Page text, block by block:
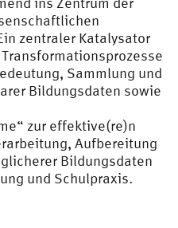
zentraler Katalysator
Sammlung und
Bildungsdaten sowie
zur effektive(re)n
Aufbereitung
Bildungsdaten
und Schulpraxis.